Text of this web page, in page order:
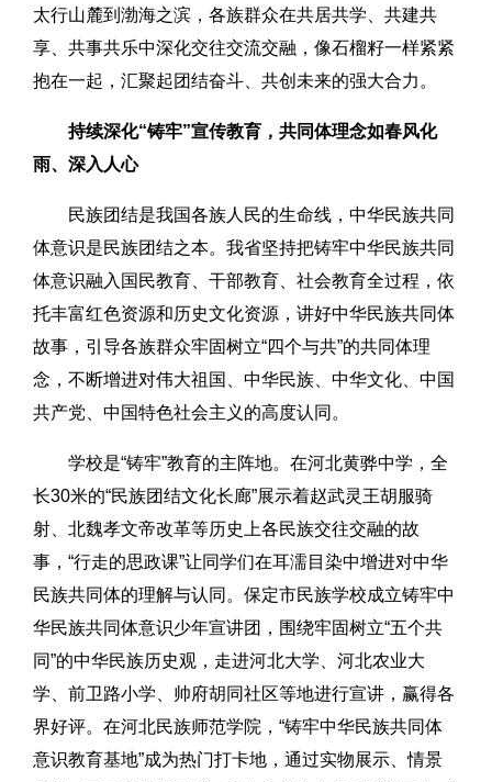
太行山麓到渤海之滨，各族群众在共居共学、共建共
享、共事共乐中深化交往交流交融，像石榴籽一样紧紧
抱在一起，汇聚起团结奋斗、共创未来的强大合力。
持续深化“铸牢”宣传教育，共同体理念如春风化
雨、深入人心
民族团结是我国各族人民的生命线，中华民族共同
体意识是民族团结之本。我省坚持把铸牢中华民族共同
体意识融入国民教育、干部教育、社会教育全过程，依
托丰富红色资源和历史文化资源，讲好中华民族共同体
故事，引导各族群众牢固树立“四个与共”的共同体理
念，不断增进对伟大祖国、中华民族、中华文化、中国
共产党、中国特色社会主义的高度认同。
学校是“铸牢”教育的主阵地。在河北黄骅中学，全
长30米的“民族团结文化长廊”展示着赵武灵王胡服骑
射、北魏孝文帝改革等历史上各民族交往交融的故
事，“行走的思政课”让同学们在耳濡目染中增进对中华
民族共同体的理解与认同。保定市民族学校成立铸牢中
华民族共同体意识少年宣讲团，围绕牢固树立“五个共
同”的中华民族历史观，走进河北大学、河北农业大
学、前卫路小学、帅府胡同社区等地进行宣讲，赢得各
界好评。在河北民族师范学院，“铸牢中华民族共同体
意识教育基地”成为热门打卡地，通过实物展示、情景